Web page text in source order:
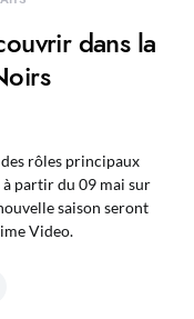
dans la
rôles principaux
à partir du 09 mai sur
saison seront
Video.